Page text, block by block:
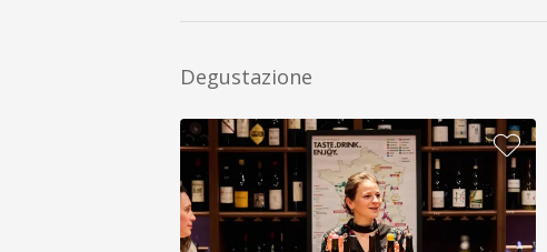
Degustazione